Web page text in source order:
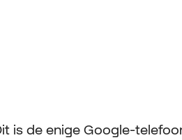
is de enige Google-